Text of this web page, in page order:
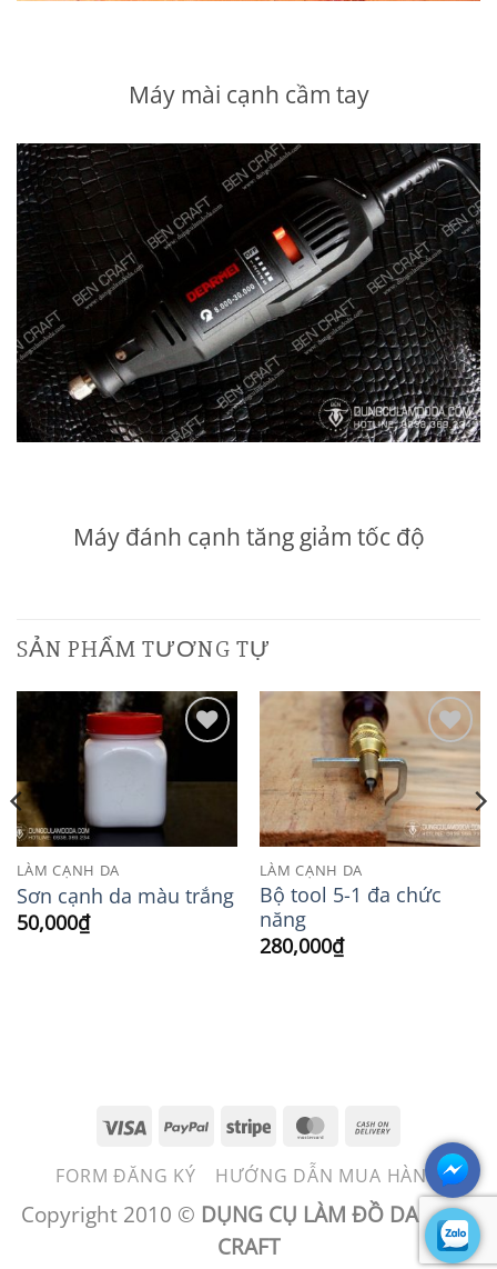
Máy mài cạnh cầm tay
Máy đánh cạnh tăng giảm tốc độ
SẢN PHẨM TƯƠNG TỰ
Wishlist
LÀM CẠNH DA
Sơn cạnh da màu trắng
50,000₫
Add to
Wishlist
LÀM CẠNH DA
Bộ tool 5-1 đa chức
năng
280,000₫
Visa PayPalStripe MasterCard
On
Delivery
FORM ĐĂNG KÝ HƯỚNG DẪN MUA HÀNG
Copyright 2010 © DỤNG CỤ LÀM ĐỒ DA - BEN
CRAFT